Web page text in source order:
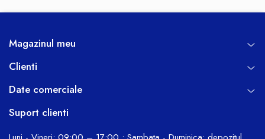
Magazinul meu
Clienti
Date comerciale
Suport clienti